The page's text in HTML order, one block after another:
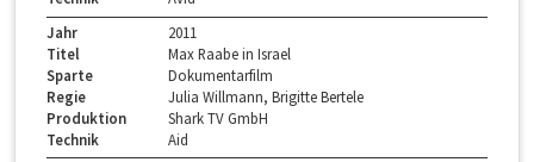
Jahr
2011
Titel
Max Raabe in Israel
Sparte
Dokumentarfilm
Regie
Julia Willmann, Brigitte Bertele
Produktion
Shark TV GmbH
Technik
Aid